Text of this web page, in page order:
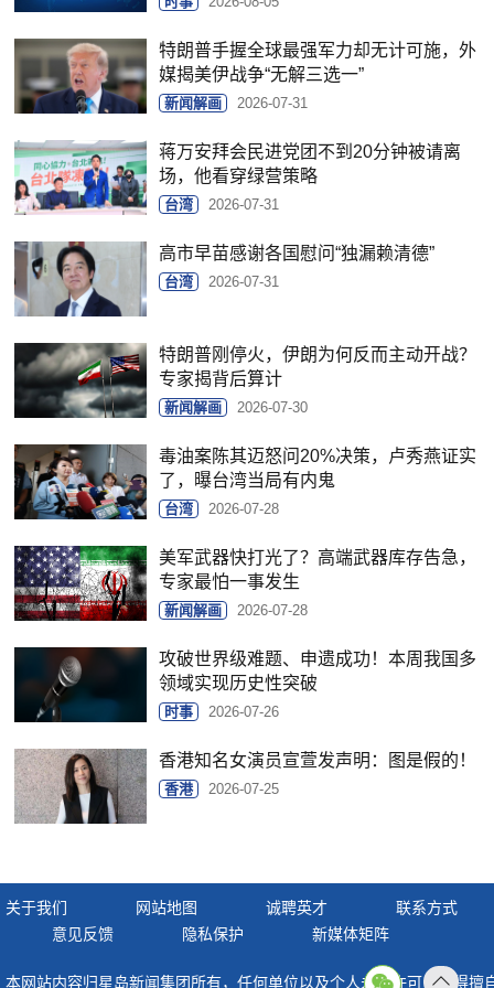
特朗普手握全球最强军力却无计可施，外
媒揭美伊战争“无解三选一”
新闻解画 2026-07-31
蒋万安拜会民进党团不到20分钟被请离
场，他看穿绿营策略
台湾 2026-07-31
高市早苗感谢各国慰问“独漏赖清德”
台湾 2026-07-31
特朗普刚停火，伊朗为何反而主动开战？
专家揭背后算计
新闻解画 2026-07-30
毒油案陈其迈怒问20%决策，卢秀燕证实
了，曝台湾当局有内鬼
台湾 2026-07-28
美军武器快打光了？高端武器库存告急，
专家最怕一事发生
新闻解画 2026-07-28
攻破世界级难题、申遗成功！本周我国多
领域实现历史性突破
时事 2026-07-26
香港知名女演员宣萱发声明：图是假的！
香港 2026-07-25
关于我们 网站地图 诚聘英才
联系方式
意见反馈
隐私保护 新媒体矩阵
本网站内容归星岛新闻集团所有，任何单位以及个人未经许可，不得擅